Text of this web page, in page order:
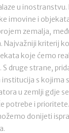
u
imovine i
zemalja,
Najvažniji kriterij
koje ćemo
druge strane,
s kojima
u zemlji gdje
potrebe i
donijeti